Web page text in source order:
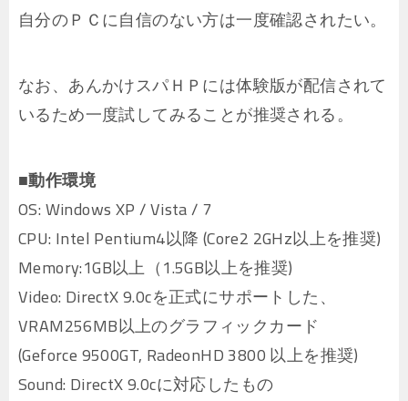
自分のＰＣに自信のない方は一度確認されたい。
なお、あんかけスパＨＰには体験版が配信されて
いるため一度試してみることが推奨される。
■動作環境
OS: Windows XP / Vista / 7
CPU: Intel Pentium4以降 (Core2 2GHz以上を推奨)
Memory:1GB以上（1.5GB以上を推奨)
Video: DirectX 9.0cを正式にサポートした、
VRAM256MB以上のグラフィックカード
(Geforce 9500GT, RadeonHD 3800 以上を推奨)
Sound: DirectX 9.0cに対応したもの